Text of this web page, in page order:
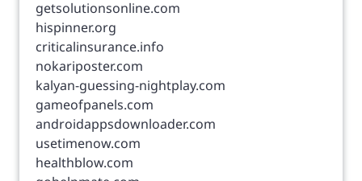
getsolutionsonline.com
hispinner.org
criticalinsurance.info
nokariposter.com
kalyan-guessing-nightplay.com
gameofpanels.com
androidappsdownloader.com
usetimenow.com
healthblow.com